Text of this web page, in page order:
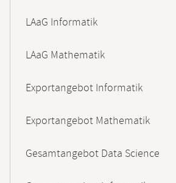
LAaG Informatik
LAaG Mathematik
Exportangebot Informatik
Exportangebot Mathematik
Gesamtangebot Data Science